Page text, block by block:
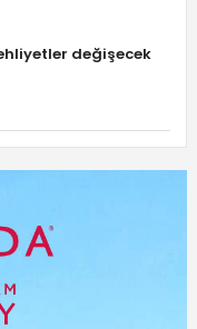
değişecek